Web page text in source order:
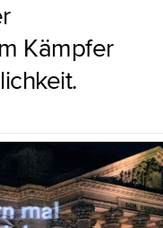
Kämpfer